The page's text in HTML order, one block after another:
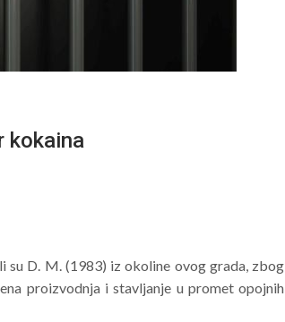
kokaina
su D. M. (1983) iz okoline ovog grada, zbog
proizvodnja i stavljanje u promet opojnih